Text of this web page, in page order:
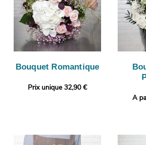
Bouquet Romantique
Prix unique 32,90 €
A